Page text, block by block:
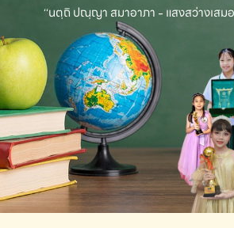
“นตฺถิ ปณฺญา สมาอาภา - แสงสว่างเส